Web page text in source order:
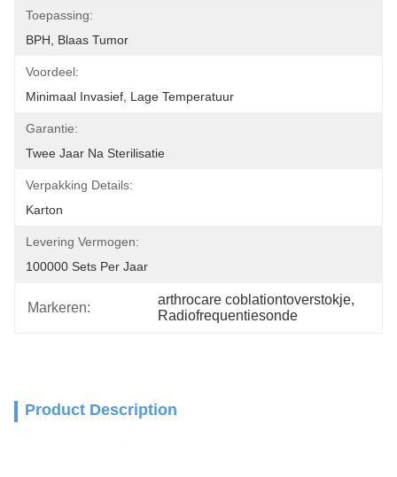
Toepassing:
BPH, Blaas Tumor
Voordeel:
Minimaal Invasief, Lage Temperatuur
Garantie:
Twee Jaar Na Sterilisatie
Verpakking Details:
Karton
Levering Vermogen:
100000 Sets Per Jaar
Markeren:
arthrocare coblationtoverstokje,
Radiofrequentiesonde
Product Description